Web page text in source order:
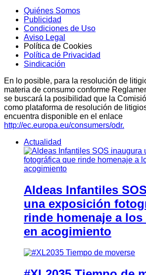
Quiénes Somos
Publicidad
Condiciones de Uso
Aviso Legal
Política de Cookies
Política de Privacidad
Sindicación
En lo posible, para la resolución de
materia de consumo conforme
se buscará la posibilidad que la
como plataforma de resolución de
encuentra disponible en el enlace
http://ec.europa.eu/consumers/odr.
Actualidad
Aldeas Infantiles
una exposición
rinde homenaje a
en acogimiento